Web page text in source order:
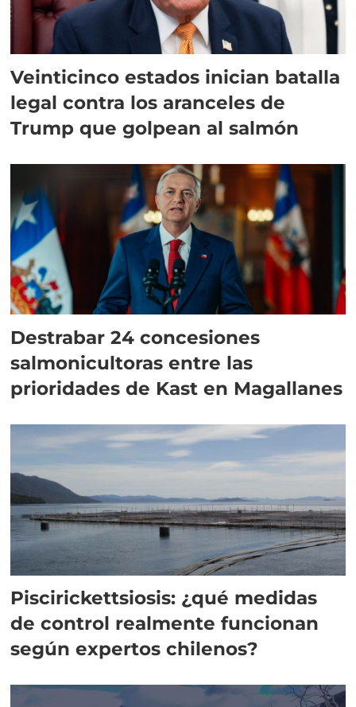
Veinticinco estados inician batalla
legal contra los aranceles de
Trump que golpean al salmón
Destrabar 24 concesiones
salmonicultoras entre las
prioridades de Kast en Magallanes
Piscirickettsiosis: ¿qué medidas
de control realmente funcionan
según expertos chilenos?